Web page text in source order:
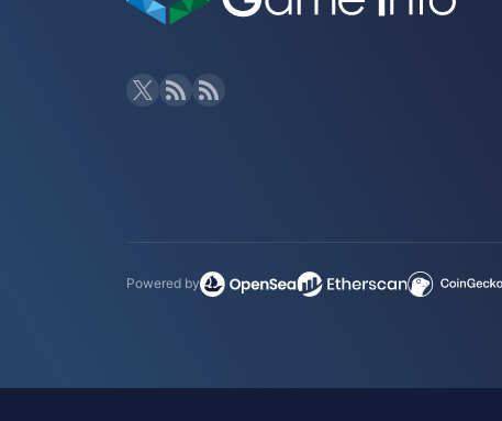
Powered by